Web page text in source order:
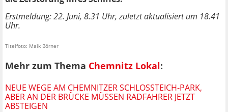
Erstmeldung: 22. Juni, 8.31 Uhr, zuletzt aktualisiert um 18.41
Uhr.
Titelfoto: Maik Börner
Mehr zum Thema Chemnitz Lokal:
NEUE WEGE AM CHEMNITZER SCHLOSSTEICH-PARK, A
BER AN DER BRÜCKE MÜSSEN RADFAHRER JETZT A
BSTEIGEN